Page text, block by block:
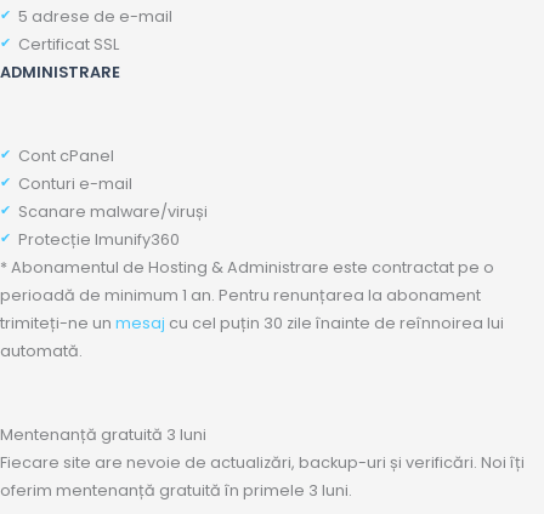
5 adrese de e-mail
Certificat SSL
ADMINISTRARE
Cont cPanel
Conturi e-mail
Scanare malware/viruși
Protecție Imunify360
* Abonamentul de Hosting & Administrare este contractat pe o
perioadă de minimum 1 an. Pentru renunțarea la abonament
trimiteți-ne un mesaj cu cel puțin 30 zile înainte de reînnoirea lui
automată.
Mentenanță gratuită 3 luni
Fiecare site are nevoie de actualizări, backup-uri și verificări. Noi îți
oferim mentenanță gratuită în primele 3 luni.